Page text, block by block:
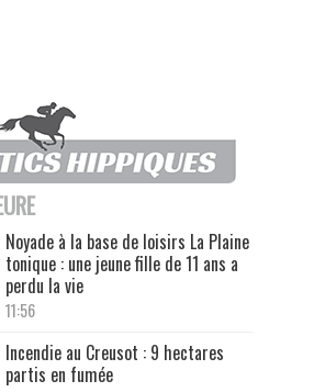
Noyade à la base de loisirs La Plaine
tonique : une jeune fille de 11 ans a
perdu la vie
11:56
Incendie au Creusot : 9 hectares
partis en fumée